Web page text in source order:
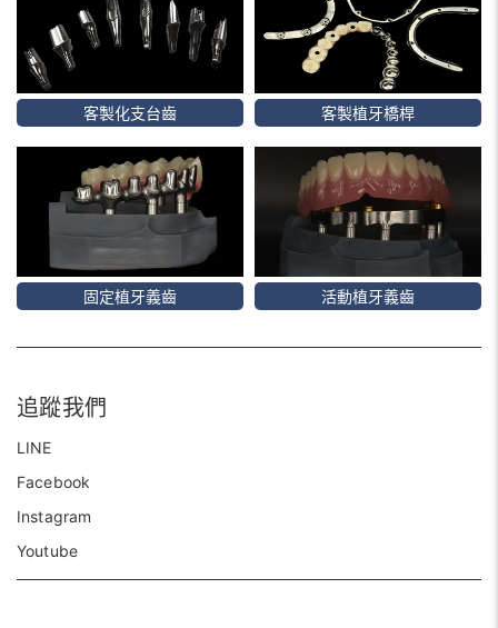
客製化支台齒 客製植牙橋桿
固定植牙義齒 活動植牙義齒
追蹤我們
LINE
Facebook
Instagram
Youtube